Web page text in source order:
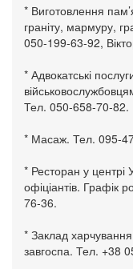
* Виготовлення
граніту, мармуру,
050-199-63-92,
* Адвокатські
Тел. 050-658-70-82.
* Масаж. Тел. 095-
* Ресторан у
офіціантів. Графік
76-36.
* Заклад
завгоспа. Тел. +38